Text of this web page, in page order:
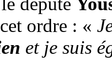
ordre : «
et je suis